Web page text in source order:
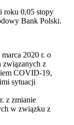
roku 0,05 stopy
Bank Polski.
2020 r. o
związanych z
COVID-19,
sytuacji
z zmianie
w związku z